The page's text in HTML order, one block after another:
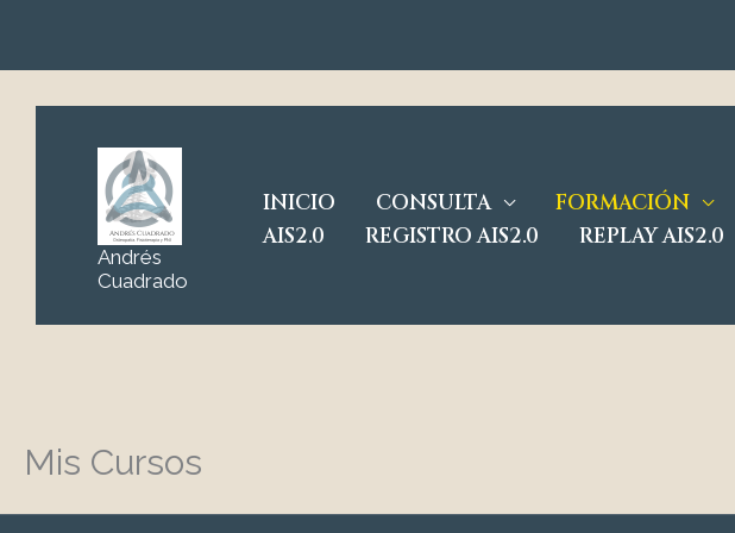
Andrés
Cuadrado
INICIO CONSULTA FORMACIÓN
AIS2.0
REGISTRO AIS2.0 REPLAY AIS2.0
Mis Cursos